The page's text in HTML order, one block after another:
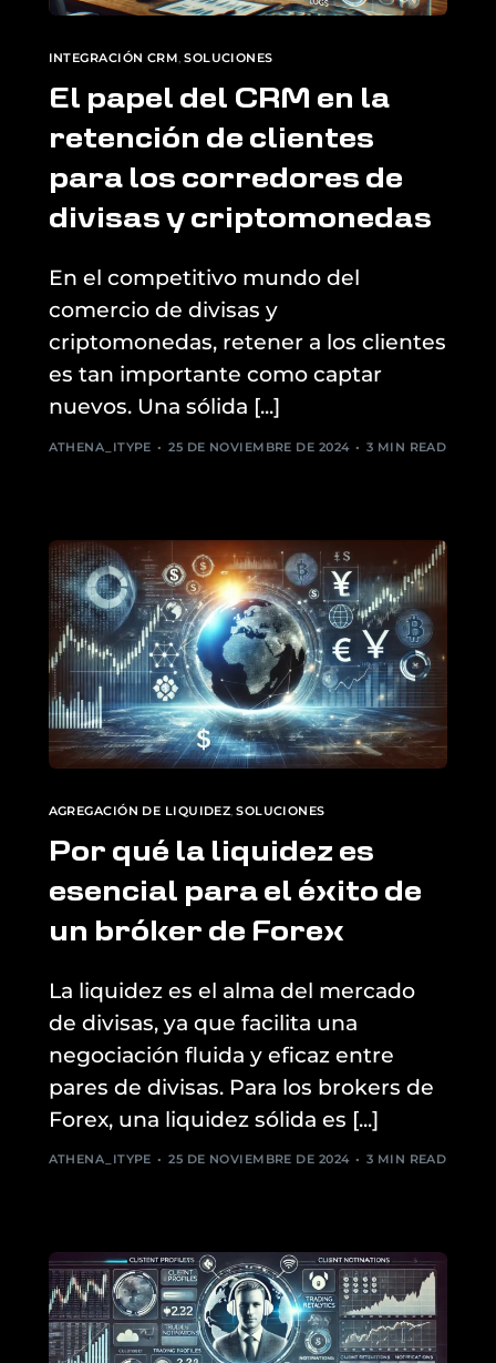
INTEGRACIÓN CRM,SOLUCIONES
El papel del CRM en la
retención de clientes
para los corredores de
divisas y criptomonedas
En el competitivo mundo del
comercio de divisas y
criptomonedas, retener a los clientes
es tan importante como captar
nuevos. Una sólida [...]
ATHENA_ITYPE 25 DE NOVIEMBRE DE 2024 3 MIN READ
AGREGACIÓN DE LIQUIDEZ ,SOLUCIONES
Por qué la liquidez es
esencial para el éxito de
un bróker de Forex
La liquidez es el alma del mercado
de divisas, ya que facilita una
negociación fluida y eficaz entre
pares de divisas. Para los brokers de
Forex, una liquidez sólida es [...]
ATHENA_ITYPE 25 DE NOVIEMBRE DE 2024 3 MIN READ